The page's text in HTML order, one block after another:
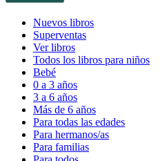
Nuevos libros
Superventas
Ver libros
Todos los libros para niños
Bebé
0 a 3 años
3 a 6 años
Más de 6 años
Para todas las edades
Para hermanos/as
Para familias